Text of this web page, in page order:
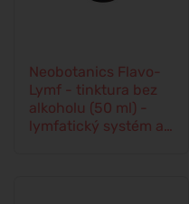
Neobotanics Flavo-
Lymf - tinktura bez
alkoholu (50 ml) -
lymfatický systém a